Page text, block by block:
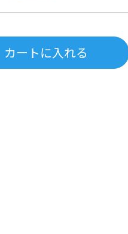
カートに入れる